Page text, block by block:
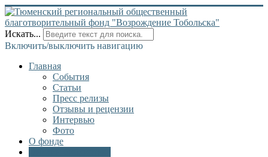
Искать...
Включить/выключить навигацию
Главная
События
Статьи
Пресс релизы
Отзывы и рецензии
Интервью
Фото
О фонде